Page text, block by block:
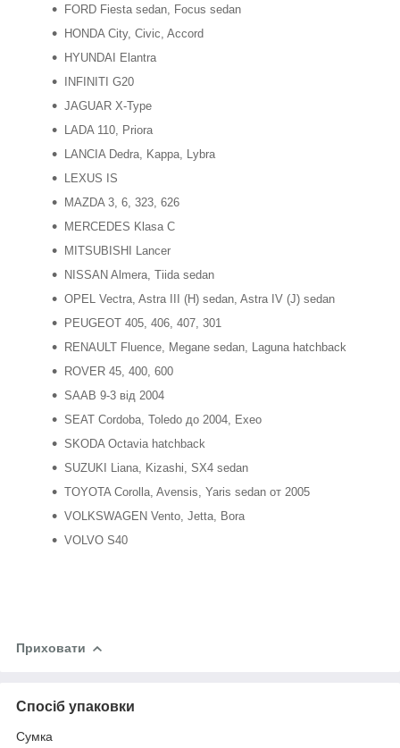
FORD Fiesta sedan, Focus sedan
HONDA City, Civic, Accord
HYUNDAI Elantra
INFINITI G20
JAGUAR X-Type
LADA 110, Priora
LANCIA Dedra, Kappa, Lybra
LEXUS IS
MAZDA 3, 6, 323, 626
MERCEDES Klasa C
MITSUBISHI Lancer
NISSAN Almera, Tiida sedan
OPEL Vectra, Astra III (H) sedan, Astra IV (J) sedan
PEUGEOT 405, 406, 407, 301
RENAULT Fluence, Megane sedan, Laguna hatchback
ROVER 45, 400, 600
SAAB 9-3 від 2004
SEAT Cordoba, Toledo до 2004, Exeo
SKODA Octavia hatchback
SUZUKI Liana, Kizashi, SX4 sedan
TOYOTA Corolla, Avensis, Yaris sedan от 2005
VOLKSWAGEN Vento, Jetta, Bora
VOLVO S40
Приховати
Спосіб упаковки
Сумка